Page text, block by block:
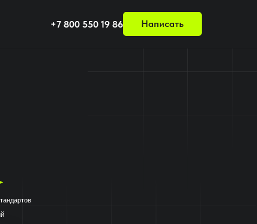
+7 800 550 19 86 Написать